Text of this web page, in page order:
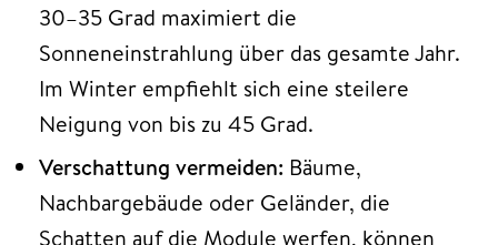
30–35 Grad maximiert die
Sonneneinstrahlung über das gesamte Jahr.
Im Winter empfiehlt sich eine steilere
Neigung von bis zu 45 Grad.
Verschattung vermeiden: Bäume,
Nachbargebäude oder Geländer, die
Schatten auf die Module werfen, können